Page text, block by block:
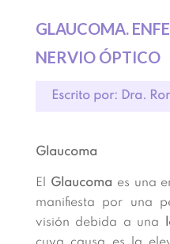
GLAUCOMA.
NERVIO ÓPTICO
Escrito por: Dra.
Glaucoma
El Glaucoma es una
manifiesta por una
visión debida a una